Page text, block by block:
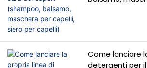
Come lanciare
detergenti per